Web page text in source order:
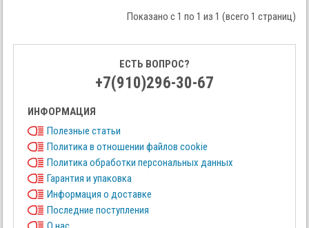
Показано с 1 по 1 из 1 (всего 1 страниц)
ЕСТЬ ВОПРОС?
+7(910)296-30-67
ИНФОРМАЦИЯ
Полезные статьи
Политика в отношении файлов cookie
Политика обработки персональных данных
Гарантия и упаковка
Информация о доставке
Последние поступления